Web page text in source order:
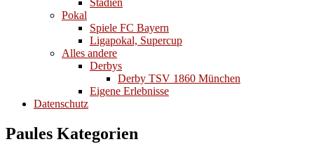
Stadien
Pokal
Spiele FC Bayern
Ligapokal, Supercup
Alles andere
Derbys
Derby TSV 1860 München
Eigene Erlebnisse
Datenschutz
Paules Kategorien